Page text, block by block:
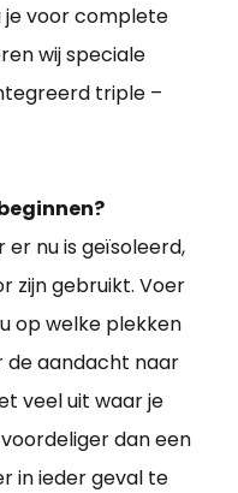
je voor complete
wij speciale
triple –
nu is geïsoleerd,
zijn gebruikt. Voer
op welke plekken
de aandacht naar
veel uit waar je
dan een
in ieder geval te